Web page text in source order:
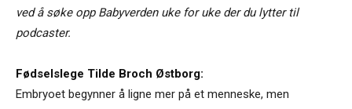
ved å søke opp Babyverden uke for uke der du lytter til
podcaster.
Fødselslege Tilde Broch Østborg:
Embryoet begynner å ligne mer på et menneske, men